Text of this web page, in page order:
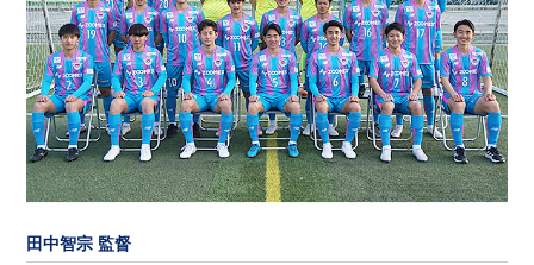
田中智宗 監督